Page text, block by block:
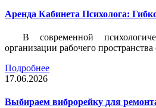
Аренда Кабинета Психолога:
В современной
организации рабочего
Подробнее
17.06.2026
Выбираем виброрейку для